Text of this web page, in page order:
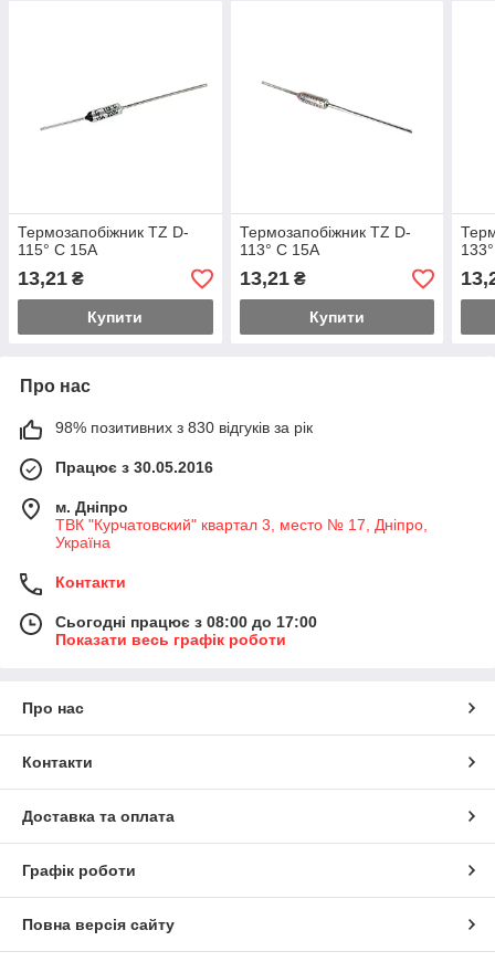
Термозапобіжник TZ D-
115° C 15A
13,21 ₴
Купити
Термозапобіжник TZ D-
113° C 15A
13,21₴
Купити
Про нас
98% позитивних з 830 відгуків за рік
Працює з 30.05.2016
м. Дніпро
ТВК "Курчатовский" квартал 3, место № 17, Дніпро,
Україна
Контакти
Сьогодні працює з 08:00 до 17:00
Показати весь графік роботи
Про нас
Контакти
Доставка та оплата
Графік роботи
Повна версія сайту